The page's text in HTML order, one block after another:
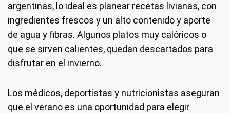
argentinas, lo ideal es planear recetas livianas, con
ingredientes frescos y un alto contenido y aporte
de agua y fibras. Algunos platos muy calóricos o
que se sirven calientes, quedan descartados para
disfrutar en el invierno.
Los médicos, deportistas y nutricionistas aseguran
que el verano es una oportunidad para elegir